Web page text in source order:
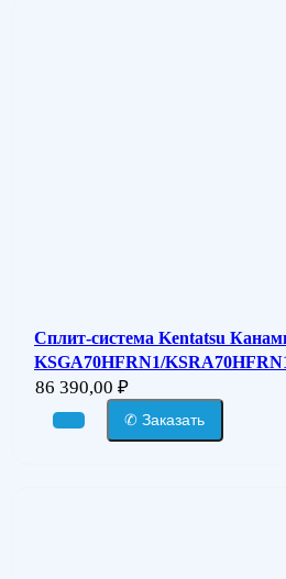
Сплит-система Kentatsu
KSGA70HFRN1/
86 390,00 ₽
✆ Заказать